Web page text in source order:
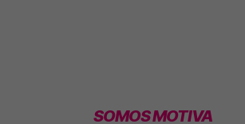
SOMOS MOTIVA